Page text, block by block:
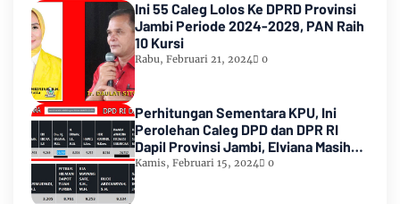
Ini 55 Caleg Lolos Ke DPRD Provinsi
Jambi Periode 2024-2029, PAN Raih
10 Kursi
Rabu, Februari 21, 2024 0
Perhitungan Sementara KPU, Ini
Perolehan Caleg DPD dan DPR RI
Dapil Provinsi Jambi, Elviana Masih
Urutan Kedua Teratas
Kamis, Februari 15, 2024 0